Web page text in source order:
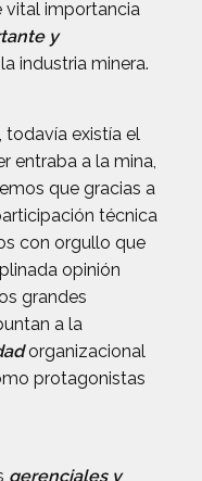
vital importancia
y
industria minera.
todavía existía el
entraba a la mina,
que gracias a
técnica
con orgullo que
opinión
grandes
a la
organizacional
protagonistas
gerenciales y